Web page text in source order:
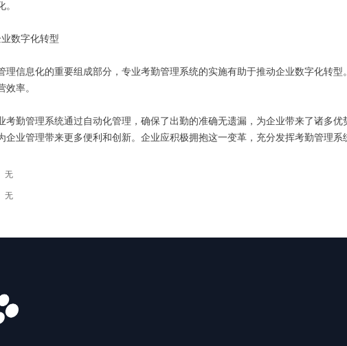
。
数字化转型
理信息化的重要组成部分，专业考勤管理系统的实施有助于推动企业数字化转
效率。
考勤管理系统通过自动化管理，确保了出勤的准确无遗漏，为企业带来了诸多
企业管理带来更多便利和创新。企业应积极拥抱这一变革，充分发挥考勤管理
无
无